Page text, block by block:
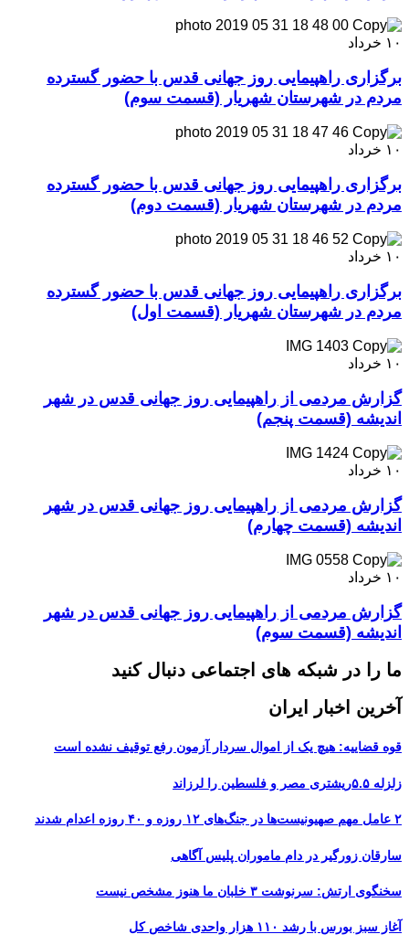
۱۰ خرداد
برگزاری راهپیمایی روز جهانی قدس با حضور گسترده
مردم در شهرستان شهریار (قسمت سوم)
۱۰ خرداد
برگزاری راهپیمایی روز جهانی قدس با حضور گسترده
مردم در شهرستان شهریار (قسمت دوم)
۱۰ خرداد
برگزاری راهپیمایی روز جهانی قدس با حضور گسترده
مردم در شهرستان شهریار (قسمت اول)
۱۰ خرداد
گزارش مردمی از راهپیمایی روز جهانی قدس در شهر
اندیشه (قسمت پنجم)
۱۰ خرداد
گزارش مردمی از راهپیمایی روز جهانی قدس در شهر
اندیشه (قسمت چهارم)
۱۰ خرداد
گزارش مردمی از راهپیمایی روز جهانی قدس در شهر
اندیشه (قسمت سوم)
ما را در شبکه های اجتماعی دنبال کنید
آخرین اخبار ایران
قوه قضاییه: هیچ یک از اموال سردار آزمون رفع توقیف نشده است
زلزله ۵.۵ریشتری مصر و فلسطین را لرزاند
۲ عامل مهم صهیونیست‌ها در جنگ‌های ۱۲ روزه و ۴۰ روزه اعدام شدند
سارقان زورگیر در دام ماموران پلیس آگاهی
سخنگوی ارتش: سرنوشت ۳ خلبان ما هنوز مشخص نیست
آغاز سبز بورس با رشد ۱۱۰ هزار واحدی شاخص کل